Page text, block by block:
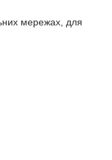
мережах, для